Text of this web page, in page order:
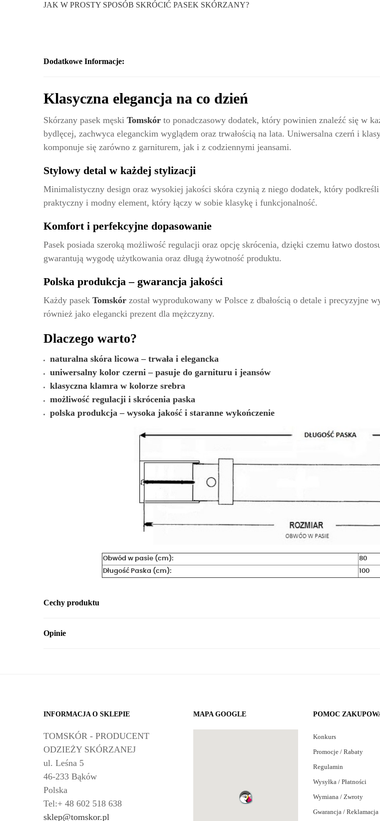
JAK W PROSTY SPOSÓB SKRÓCIĆ PASEK SKÓRZANY?
Dodatkowe Informacje:
Klasyczna elegancja na co dzień
Skórzany pasek męski Tomskór to ponadczasowy dodatek, który powinien znaleźć się w
bydlęcej, zachwyca eleganckim wyglądem oraz trwałością na lata. Uniwersalna czerń i
komponuje się zarówno z garniturem, jak i z codziennymi jeansami.
Stylowy detal w każdej stylizacji
Minimalistyczny design oraz wysokiej jakości skóra czynią z niego dodatek, który
praktyczny i modny element, który łączy w sobie klasykę i funkcjonalność.
Komfort i perfekcyjne dopasowanie
Pasek posiada szeroką możliwość regulacji oraz opcję skrócenia, dzięki czemu łatwo
gwarantują wygodę użytkowania oraz długą żywotność produktu.
Polska produkcja – gwarancja jakości
Każdy pasek Tomskór został wyprodukowany w Polsce z dbałością o detale i
również jako elegancki prezent dla mężczyzny.
Dlaczego warto?
naturalna skóra licowa – trwała i elegancka
uniwersalny kolor czerni – pasuje do garnituru i jeansów
klasyczna klamra w kolorze srebra
możliwość regulacji i skrócenia paska
polska produkcja – wysoka jakość i staranne wykończenie
Obwód w pasie (cm): 80
Długość Paska (cm):
100
Cechy produktu
Opinie
INFORMACJA O SKLEPIE
TOMSKÓR - PRODUCENT
ODZIEŻY SKÓRZANEJ
ul. Leśna 5
46-233 Bąków
Polska
Tel:+ 48 602 518 638
sklep@tomskor.pl
MAPA GOOGLE POMOC
Konkurs
Promocje / Rabaty
Regulamin
Wysyłka / Płatności
Wymiana / Zwroty
Gwarancja / Reklamacja